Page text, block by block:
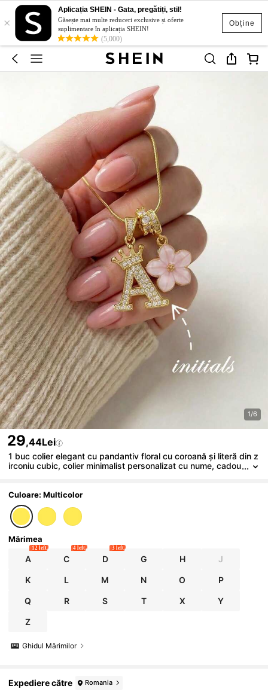
Obține
×
Aplicația SHEIN - Gata, pregătiți, stil!
Găsește mai multe reduceri exclusive și oferte
suplimentare în aplicația SHEIN!
(5,000)
1/6
29,44Lei
1 buc colier elegant cu pandantiv floral cu coroană și literă din z
irconiu cubic, colier minimalist personalizat cu nume, cadou
ere, purtare zilnică, nuntă, absolvire
Culoare: Multicolor
Mărimea
A
12 left
C
4 left
D
3 left
G H J
K L M N O P
Q R S T X Y
Z
Ghidul Mărimilor
Expediere către Romania